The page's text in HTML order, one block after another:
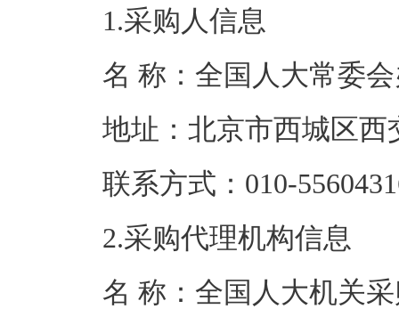
1.采购人信息
名 称：全国人
地址：北京市
联系方式：
2.采购代理机构信息
名 称：全国人大机关